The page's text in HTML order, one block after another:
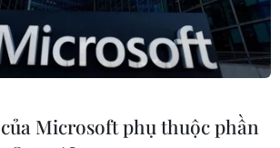
dữ liệu bảo
người trưởng
Microsoft phụ thuộc phần